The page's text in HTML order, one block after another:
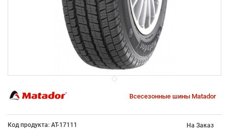
Всесезонные шины Matador
Код продукта: AT-17111 На Заказ